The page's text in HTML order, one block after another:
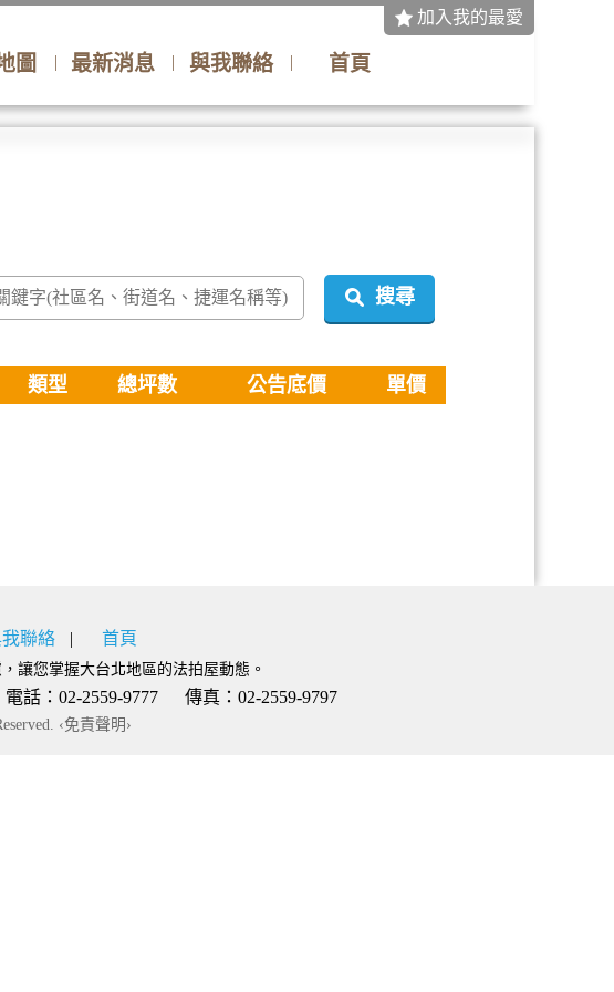
加入我的最愛
圖 最新消息 與我聯絡 首頁
搜尋
類型 總坪數 公告底價 單價
聯絡 首頁
讓您掌握大台北地區的法拍屋動態。
：02-2559-9777 傳真：02-2559-9797
‹免責聲明›